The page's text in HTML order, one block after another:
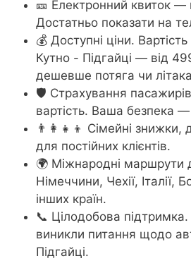
🎫 Електронний квиток —
Достатньо показати на
💰 Доступні ціни.
Кутно - Підгайці — від
дешевше потяга чи
🛡️ Страхування
вартість. Ваша безпека —
👨‍👩‍👧‍👦 Сімейні знижки,
для постійних клієнтів.
🌍 Міжнародні маршрути
Німеччини, Чехії, Італії,
інших країн.
📞 Цілодобова
виникли питання щодо
Підгайці.